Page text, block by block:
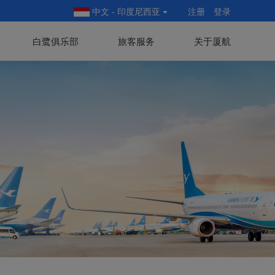
中文 - 印度尼西亚 注册 登录
白鹭俱乐部 旅客服务 关于厦航